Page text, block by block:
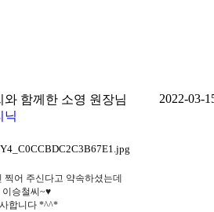
와 함께한 소영 원장님
2022-03-
닉
어 주신다고 약속하셨는데
이승철씨~♥
합니다 *^^*